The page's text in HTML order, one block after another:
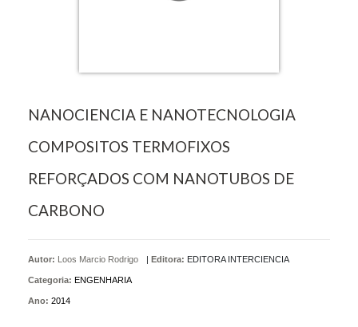
NANOCIENCIA E NANOTECNOLOGIA
COMPOSITOS TERMOFIXOS
REFORÇADOS COM NANOTUBOS DE
CARBONO
Autor: Loos Marcio Rodrigo | Editora: EDITORA INTERCIENCIA
Categoria: ENGENHARIA
Ano: 2014